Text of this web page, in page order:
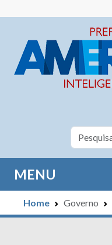
MENU
Home Governo